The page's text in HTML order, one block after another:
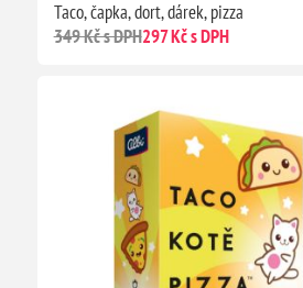
Taco, čapka, dort, dárek, pizza
349 Kč s DPH297 Kč s DPH